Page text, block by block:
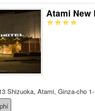
Atami New
Shizuoka, Atami, Ginza-cho